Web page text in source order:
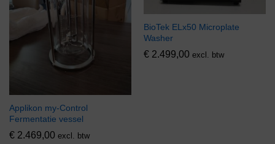
Applikon my-Control
Fermentatie vessel
€ 2.469,00 excl. btw
BioTek ELx50 Microplate
Washer
€ 2.499,00 excl. btw